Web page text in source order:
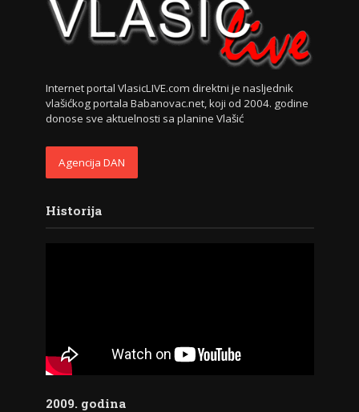
Internet portal VlasicLIVE.com direktni je nasljednik
vlašićkog portala Babanovac.net, koji od 2004. godine
donose sve aktuelnosti sa planine Vlašić
Agencija DAN
Historija
2009. godina